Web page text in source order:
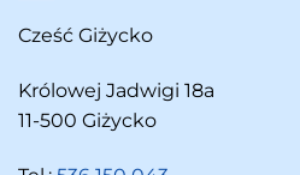
Cześć Giżycko
Królowej Jadwigi 18a
11-500 Giżycko